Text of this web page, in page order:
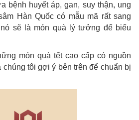
bệnh huyết áp, gan, suy thận, ung
Hàn Quốc có mẫu mã rất sang
sẽ là món quà lý tưởng để biếu
món quà tết cao cấp có nguồn
tôi gợi ý bên trên để chuẩn bị